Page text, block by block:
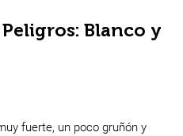
Blanco y
fuerte, un poco gruñón y